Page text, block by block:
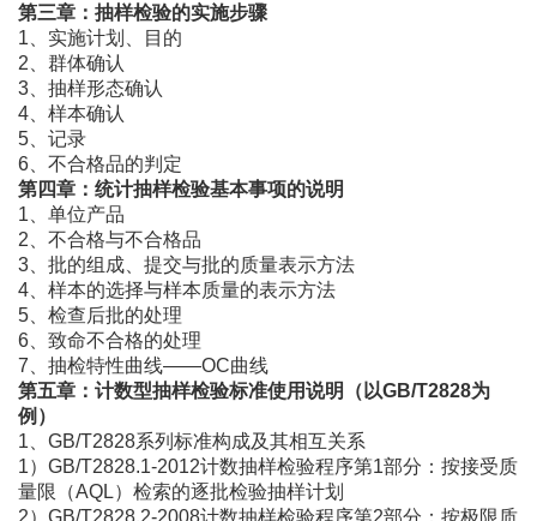
第三章：抽样检验的实施步骤
1、实施计划、目的
2、群体确认
3、抽样形态确认
4、样本确认
5、记录
6、不合格品的判定
第四章：统计抽样检验基本事项的说明
1、单位产品
2、不合格与不合格品
3、批的组成、提交与批的质量表示方法
4、样本的选择与样本质量的表示方法
5、检查后批的处理
6、致命不合格的处理
7、抽检特性曲线——OC曲线
第五章：计数型抽样检验标准使用说明（以GB/T2828为
例）
1、GB/T2828系列标准构成及其相互关系
1）GB/T2828.1-2012计数抽样检验程序第1部分：按接受质
量限（AQL）检索的逐批检验抽样计划
2）GB/T2828.2-2008计数抽样检验程序第2部分：按极限质